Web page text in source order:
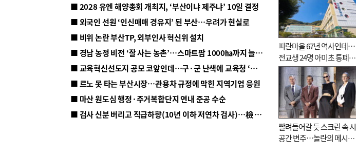
■ 2028 유엔 해양총회 개최지, ‘부산이냐 제주냐’ 10일 결정
■ 외국인 선원 ‘인신매매 경유지’ 된 부산…우려가 현실로
■ 비위 논란 부산TP, 외부인사 혁신위 설치
■ 경남 농정 비전 ‘잘 사는 농촌’…스마트팜 1000㏊까지 늘린다
■ 교육혁신선도지 공모 코앞인데…구·군 난색에 교육청 ‘쩔쩔’
■ 르노 못 타는 부산시장…관용차 규정에 막힌 지역기업 응원
■ 마산 원도심 행정·주거복합단지 연내 준공 수순
■ 검사 신분 버리고 직급하향(10년 이하 저연차 검사)…檢 중수청행 기피
피란마을 67년 역사인데…
전교생 24명 아미초 통폐합
기로
빨려들어갈 듯 스크린 속 시
공간 변주…놀란의 메시지